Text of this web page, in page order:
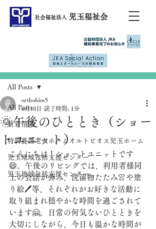
社会福祉法人 児玉福祉会
All Posts
新着情報
特別養護老人ホームオルトビオス児玉ホーム
児玉地域包括支援センター
児玉地域包括支援センター
All Posts
🌞午後のひととき（ショー
トユニット）
orthobios5
6月10日 読了時間: 1分
こんにちは！ショートユニットです
😄。午後のリビングでは、利用者様同
士の会話が弾み、洗濯物たたみ👚や塗
り絵🖊等、それぞれがお好きな活動に
取り組まれ穏やかな時間を過ごされて
います🤗。日常の何気ないひとときを
大切にしながら、今日も温かな時間が